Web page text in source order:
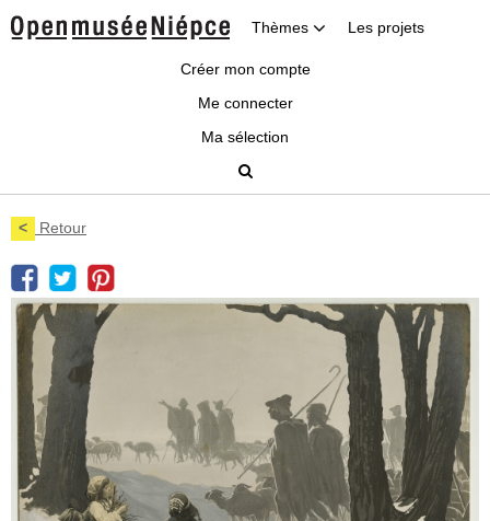
Thèmes Les projets
Créer mon compte
Me connecter
Ma sélection
< Retour